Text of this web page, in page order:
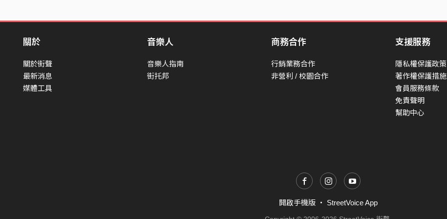
關於
關於街聲
最新消息
媒體工具
音樂人
音樂人指南
街托邦
商務合作
行銷業務合作
非營利 / 校園合作
支援服務
隱私權保護政策
著作權保護措施
會員服務條款
免責聲明
幫助中心
開啟手機版 ・ StreetVoice App